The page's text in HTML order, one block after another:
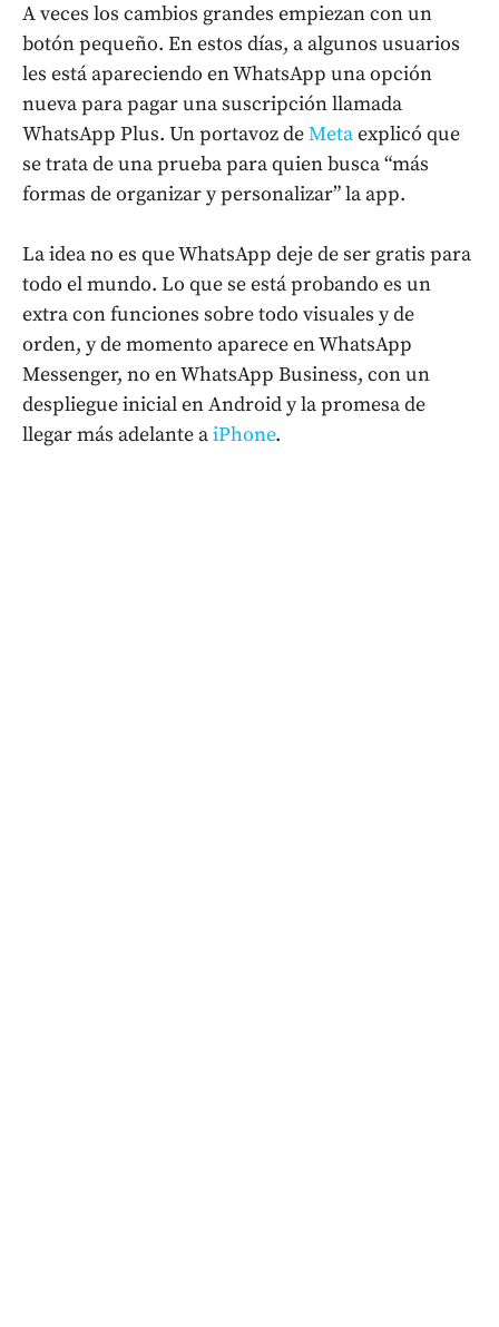
A veces los cambios grandes empiezan con un
botón pequeño. En estos días, a algunos usuarios
les está apareciendo en WhatsApp una opción
nueva para pagar una suscripción llamada
WhatsApp Plus. Un portavoz deMetaexplicó que
se trata de una prueba para quien busca “más
formas de organizar y personalizar” la app.
La idea no es que WhatsApp deje de ser gratis para
todo el mundo. Lo que se está probando es un
extra con funciones sobre todo visuales y de
orden, y de momento aparece en WhatsApp
Messenger, no en WhatsApp Business, con un
despliegue inicial en Android y la promesa de
llegar más adelante aiPhone.